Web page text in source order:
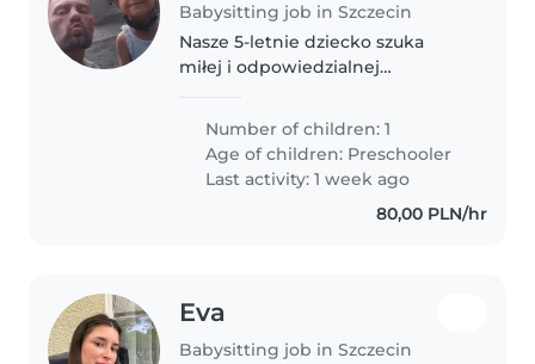
Babysitting job in Szczecin
Nasze 5-letnie dziecko szuka
miłej i odpowiedzialnej
Potrzebujemy kogoś, kto poradzi
sobie z inteligentnym i
spokojnym maluchem.
Doświadczenie mile widziane,..
Number of children: 1
Age of children: Preschooler
Last activity: 1 week ago
80,00 PLN/hr
Eva
Babysitting job in Szczecin